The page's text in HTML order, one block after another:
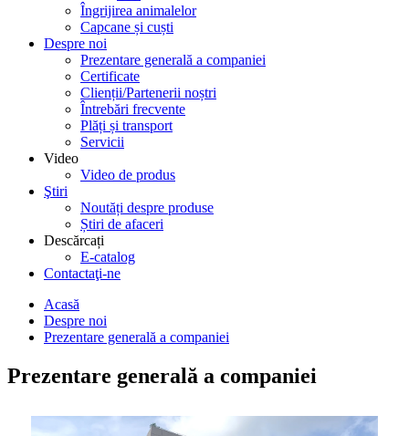
Îngrijirea animalelor
Capcane și cuști
Despre noi
Prezentare generală a companiei
Certificate
Clienții/Partenerii noștri
Întrebări frecvente
Plăți și transport
Servicii
Video
Video de produs
Ştiri
Noutăți despre produse
Știri de afaceri
Descărcați
E-catalog
Contactaţi-ne
Acasă
Despre noi
Prezentare generală a companiei
Prezentare generală a companiei